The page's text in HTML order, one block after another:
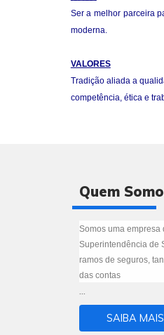
Ser a melhor parceira
moderna.
VALORES
Tradição aliada a
competência, ética e
Quem
Somos uma empresa
Superintendência de
ramos de seguros,
das contas
...
SAIBA MAIS